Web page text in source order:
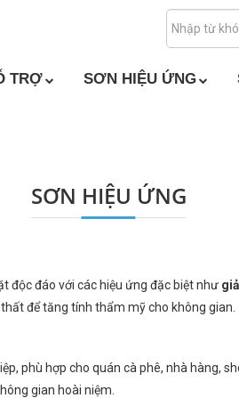
TRỢ SƠN HIỆU ỨNG
SƠN HIỆU ỨNG
độc đáo với các hiệu ứng đặc biệt như
để tăng tính thẩm mỹ cho không gian.
phù hợp cho quán cà phê, nhà hàng,
gian hoài niệm.